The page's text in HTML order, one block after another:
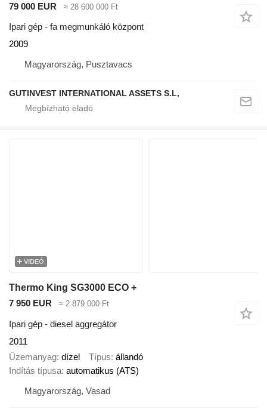
79 000 EUR
≈ 28 600 000 Ft
Ipari gép - fa megmunkáló központ
2009
Magyarország, Pusztavacs
GUTINVEST INTERNATIONAL ASSETS S.L,
VIDEÓ
Thermo King SG3000 ECO +
7 950 EUR
≈ 2 879 000 Ft
Ipari gép - diesel aggregátor
2011
Üzemanyag dízel Típus állandó
Indítás típusa automatikus (ATS)
Magyarország, Vasad